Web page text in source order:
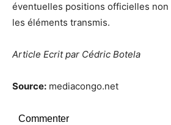
éventuelles positions officielles non
les éléments transmis.
Article Ecrit par Cédric Botela
Source: mediacongo.net
Commenter